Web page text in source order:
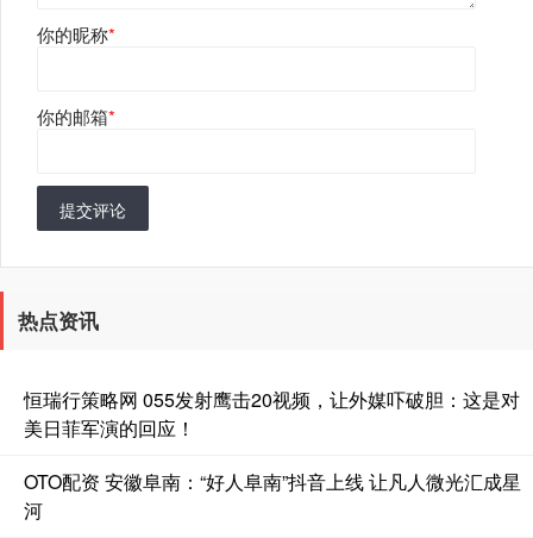
你的昵称*
你的邮箱*
提交评论
热点资讯
恒瑞行策略网 055发射鹰击20视频，让外媒吓破胆：这是对
美日菲军演的回应！
OTO配资 安徽阜南：“好人阜南”抖音上线 让凡人微光汇成星
河